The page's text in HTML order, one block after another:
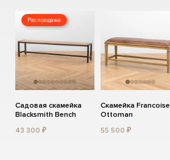
Распродажа
Садовая скамейка
Blacksmith Bench
43 300 ₽
Скамейка Francoise
Ottoman
55 500 ₽